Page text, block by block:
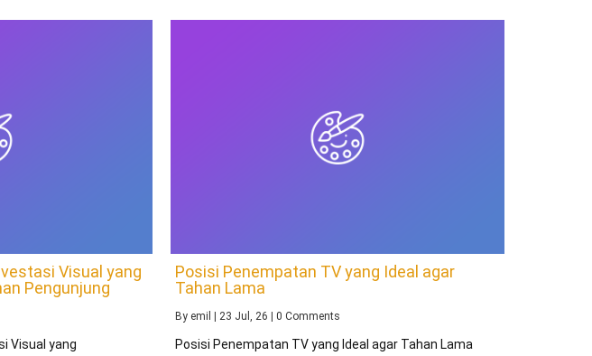
Visual yang
Pengunjung
Visual yang
Posisi Penempatan TV yang Ideal agar
Tahan Lama
By emil 23 Jul, 26 0 Comments
Posisi Penempatan TV yang Ideal agar Tahan Lama